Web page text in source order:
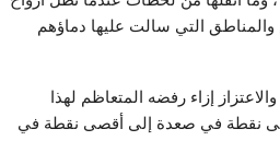
والمناطق التي سالت عليها دماؤهم
إزاء رفضه المتعاظم لهذا
نقطة في صعدة إلى أقصى نقطة في